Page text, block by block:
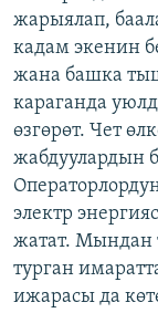
жарыялап,
кадам экенин
жана башка
караганда
өзгөрөт. Чет
жабдуулардын
электр
жатат. Мындан
турган
ижарасы да